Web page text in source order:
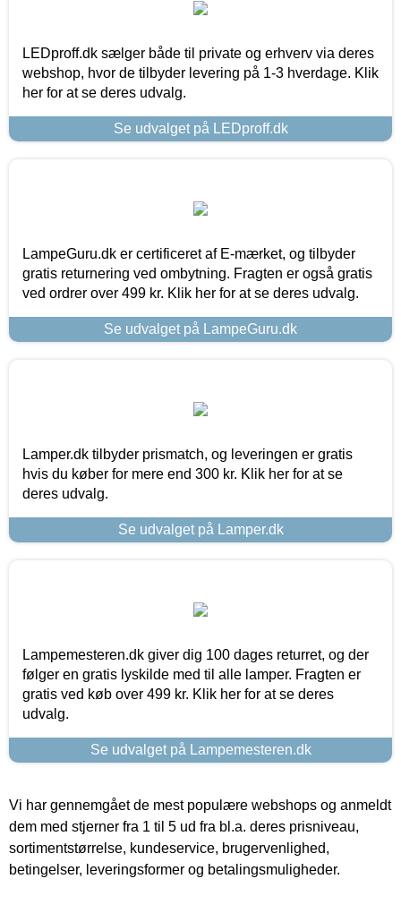
LEDproff.dk sælger både til private og erhverv via deres
webshop, hvor de tilbyder levering på 1-3 hverdage. Klik
her for at se deres udvalg.
Se udvalget på LEDproff.dk
LampeGuru.dk er certificeret af E-mærket, og tilbyder
gratis returnering ved ombytning. Fragten er også gratis
ved ordrer over 499 kr. Klik her for at se deres udvalg.
Se udvalget på LampeGuru.dk
Lamper.dk tilbyder prismatch, og leveringen er gratis
hvis du køber for mere end 300 kr. Klik her for at se
deres udvalg.
Se udvalget på Lamper.dk
Lampemesteren.dk giver dig 100 dages returret, og der
følger en gratis lyskilde med til alle lamper. Fragten er
gratis ved køb over 499 kr. Klik her for at se deres
udvalg.
Se udvalget på Lampemesteren.dk
Vi har gennemgået de mest populære webshops og anmeldt
dem med stjerner fra 1 til 5 ud fra bl.a. deres prisniveau,
sortimentstørrelse, kundeservice, brugervenlighed,
betingelser, leveringsformer og betalingsmuligheder.